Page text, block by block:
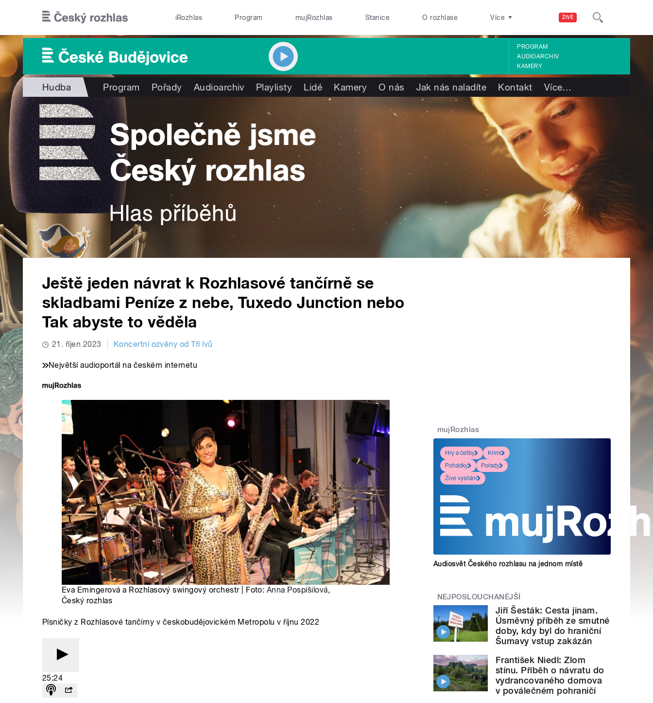
ŽIVĚ
iRozhlas Program mujRozhlas Stanice O rozhlase Více
PROGRAM
AUDIOARCHIV
KAMERY
Hudba Program Pořady Audioarchiv Playlisty Lidé Kamery O nás Jak nás naladíte Kontakt Více…
Ještě jeden návrat k Rozhlasové tančírně se
skladbami Peníze z nebe, Tuxedo Junction nebo
Tak abyste to věděla
21. říjen 2023 Koncertní ozvěny od Tří lvů
Největší audioportál na českém internetu
Eva Emingerová a Rozhlasový swingový orchestr | Foto: Anna Pospíšilová,
Český rozhlas
Písničky z Rozhlasové tančírny v českobudějovickém Metropolu v říjnu 2022
25:24
mujRozhlas
Hry a četby
Krimi
Pohádky
Pořady
Živé vysílání
Audiosvět Českého rozhlasu na jednom místě
NEJPOSLOUCHANĚJŠÍ
Jiří Šesták: Cesta jinam.
Úsměvný příběh ze smutné
doby, kdy byl do hraniční
Šumavy vstup zakázán
František Niedl: Zlom
stínu. Příběh o návratu do
vydrancovaného domova
v poválečném pohraničí